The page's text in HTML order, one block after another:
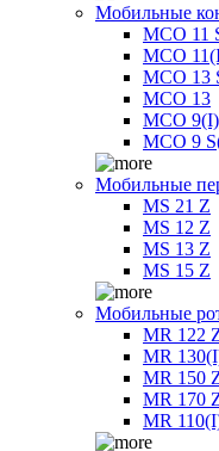
Мобильные
MCO 11
MCO
MCO 13
MCO 13
MCO
MCO 9
Мобильные
MS 21 Z
MS 12 Z
MS 13 Z
MS 15 Z
Мобильные
MR 122
MR
MR 150
MR 170
MR